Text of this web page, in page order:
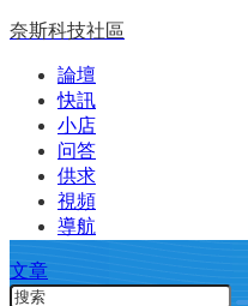
奈斯科技社區
論壇
快訊
小店
问答
供求
視頻
導航
文章